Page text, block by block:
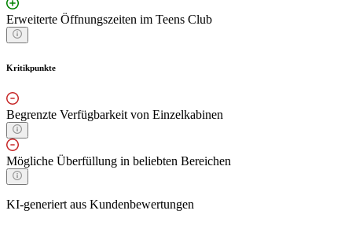
Erweiterte Öffnungszeiten im Teens Club
Kritikpunkte
Begrenzte Verfügbarkeit von Einzelkabinen
Mögliche Überfüllung in beliebten Bereichen
KI-generiert aus Kundenbewertungen